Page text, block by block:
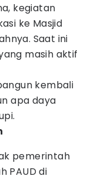
kegiatan
ke Masjid
Saat ini
masih aktif
kembali
apa daya
pemerintah
PAUD di